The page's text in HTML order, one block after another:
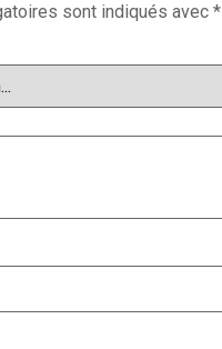
sont indiqués avec *